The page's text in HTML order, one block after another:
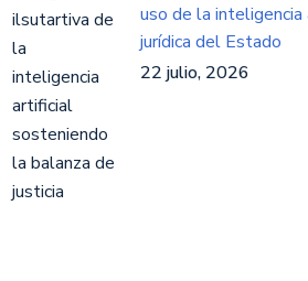
uso de la
jurídica del Estado
22 julio, 2026